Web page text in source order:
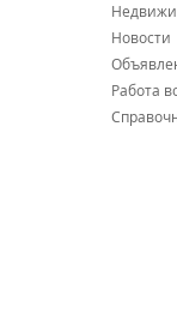
Новости
Работа